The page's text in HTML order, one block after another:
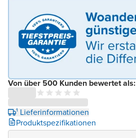
Von über 500 Kunden bewertet als:
¹ Lieferinformationen
Produktspezifikationen